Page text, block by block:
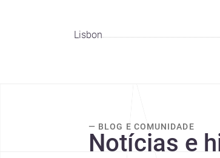
Lisbon
— BLOG E COMUNIDADE
Notícias e